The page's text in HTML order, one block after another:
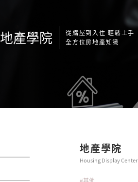
地產學院
從購屋到入住 輕鬆上手
全方位房地產知識
地產學院
Housing Display Center
#其他